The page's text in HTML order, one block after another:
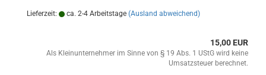
Lieferzeit: ca. 2-4 Arbeitstage (Ausland abweichend)
15,00 EUR
Als Kleinunternehmer im Sinne von § 19 Abs. 1 UStG wird keine
Umsatzsteuer berechnet.